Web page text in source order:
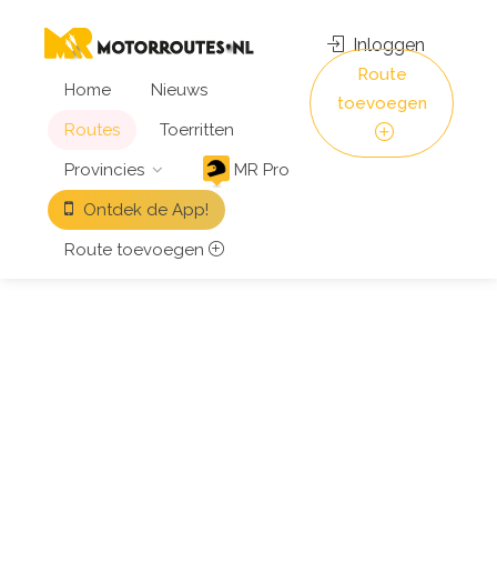
Home
Nieuws
Routes
Toerritten
Provincies
MR Pro
Ontdek de App!
Route toevoegen
Inloggen
Route
toevoegen